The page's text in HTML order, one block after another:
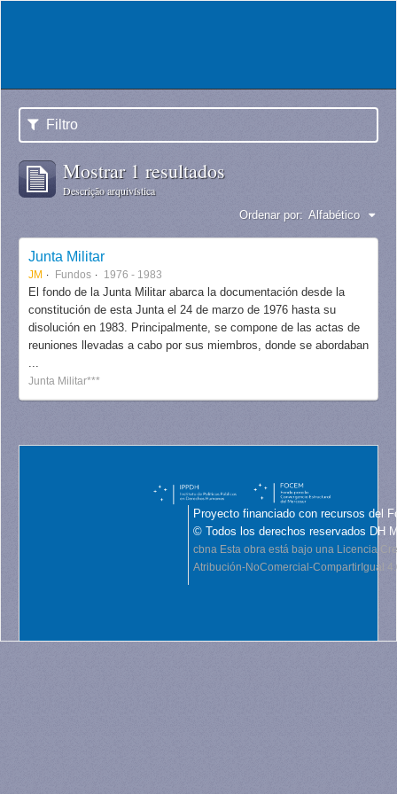
Filtro
Mostrar 1 resultados
Descrição arquivística
Ordenar por: Alfabético
Junta Militar
JM Fundos 1976 - 1983
El fondo de la Junta Militar abarca la documentación desde la
constitución de esta Junta el 24 de marzo de 1976 hasta su
disolución en 1983. Principalmente, se compone de las actas de
reuniones llevadas a cabo por sus miembros, donde se abordaban
...
Junta Militar***
Proyecto financiado con recursos del
© Todos los derechos reservados DH
cbna Esta obra está bajo una Licencia
Atribución-NoComercial-CompartirIgual